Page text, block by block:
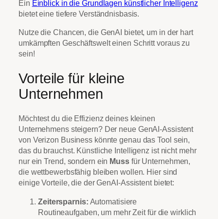
Ein Einblick in die Grundlagen künstlicher Intelligenz
bietet eine tiefere Verständnisbasis.
Nutze die Chancen, die GenAI bietet, um in der hart
umkämpften Geschäftswelt einen Schritt voraus zu
sein!
Vorteile für kleine
Unternehmen
Möchtest du die Effizienz deines kleinen
Unternehmens steigern? Der neue GenAI-Assistent
von Verizon Business könnte genau das Tool sein,
das du brauchst. Künstliche Intelligenz ist nicht mehr
nur ein Trend, sondern ein Mussfür Unternehmen,
die wettbewerbsfähig bleiben wollen. Hier sind
einige Vorteile, die der GenAI-Assistent bietet:
Zeitersparnis: Automatisiere
Routineaufgaben, um mehr Zeit für die wirklich